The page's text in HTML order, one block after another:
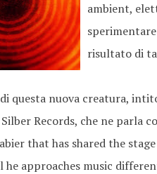
ambient,
risultato di
questa nuova creatura,
Records, che ne parla
that has shared the
approaches music